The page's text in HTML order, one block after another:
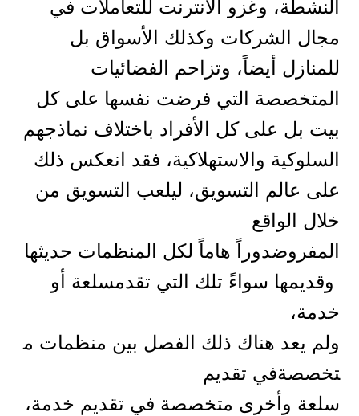
النشطة، وغزو الانترنت للتعاملات في
مجال الشركات وكذلك الأسواق بل
للمنازل أيضاً، وتزاحم الفضائيات
المتخصصة التي فرضت نفسها على كل
بيت بل على كل الأفراد باختلاف نماذجهم
السلوكية والاستهلاكية، فقد انعكس ذلك
على عالم التسويق، ليلعب التسويق من
خلال الواقع
المفروضدوراً هاماً لكل المنظمات حديثها
وقديمها سواءً تلك التي تقدمسلعة أو
خدمة،
ولم يعد هناك ذلك الفصل بين منظمات م
تخصصةفي تقديم
سلعة وأخرى متخصصة في تقديم خدمة،